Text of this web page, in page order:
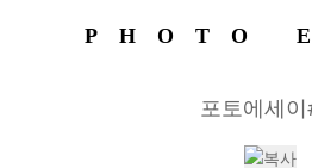
PHOTO
포토에세